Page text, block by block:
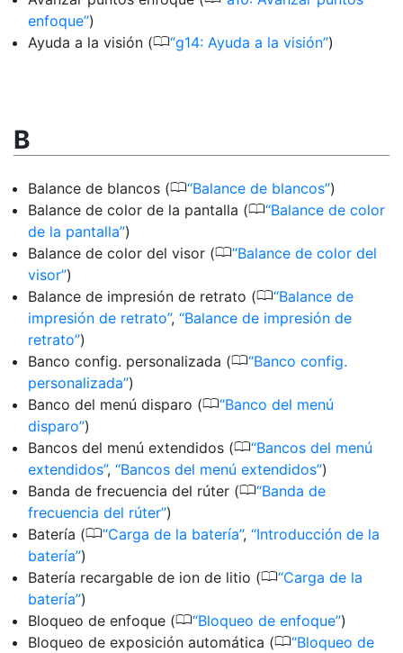
enfoque )
Ayuda a la visión (0 g14: Ayuda a la visión )
B
Balance de blancos (0 Balance de blancos )
Balance de color de la pantalla (0 Balance de color
de la pantalla )
Balance de color del visor (0 Balance de color del
visor )
Balance de impresión de retrato (0 Balance de
impresión de retrato ,
Balance de impresión de
retrato )
Banco config. personalizada (0 Banco config.
personalizada )
Banco del menú disparo (0 Banco del menú
disparo )
Bancos del menú extendidos (0 Bancos del menú
extendidos , Bancos del menú extendidos )
Banda de frecuencia del rúter (0 Banda de
frecuencia del rúter )
Batería (0 Carga de la batería ,
Introducción de la
batería )
Batería recargable de ion de litio (0 Carga de la
batería )
Bloqueo de enfoque (0 Bloqueo de enfoque )
Bloqueo de exposición automática (0 Bloqueo de